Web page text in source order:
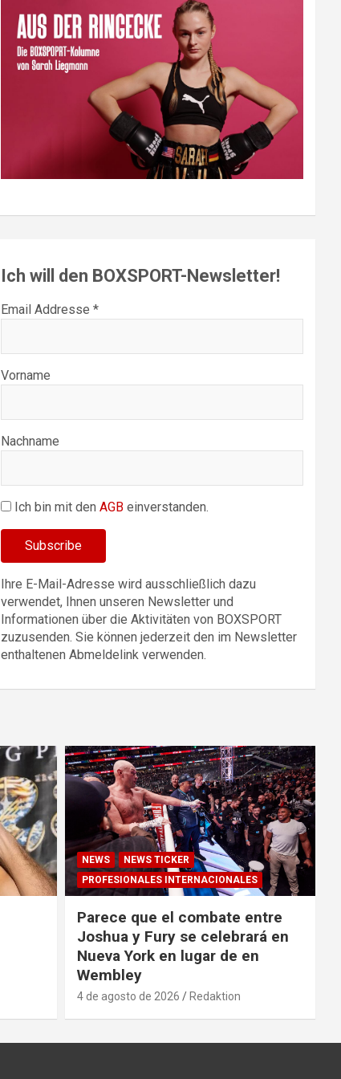
Ich will den BOXSPORT-Newsletter!
Email Addresse *
Vorname
Nachname
Ich bin mit denAGB einverstanden.
Ihre E-Mail-Adresse wird ausschließlich dazu
verwendet, Ihnen unseren Newsletter und
Informationen über die Aktivitäten von BOXSPORT
zuzusenden. Sie können jederzeit den im Newsletter
enthaltenen Abmeldelink verwenden.
NEWS
NEWS TICKER
PROFESIONALES INTERNACIONALES
Parece que el combate entre
Joshua y Fury se celebrará en
Nueva York en lugar de en
Wembley
4 de agosto de 2026 Redaktion